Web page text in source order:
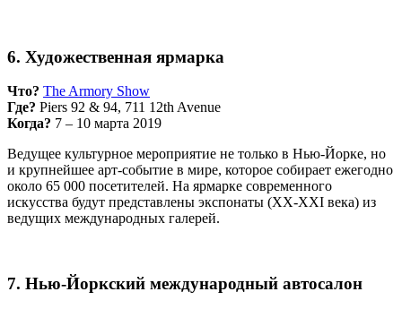
6. Художественная ярмарка
Что? The Armory Show
Где? Piers 92 & 94, 711 12th Avenue
Когда? 7 – 10 марта 2019
Ведущее культурное мероприятие не только в Нью-Йорке, но
и крупнейшее арт-событие в мире, которое собирает ежегодно
около 65 000 посетителей. На ярмарке современного
искусства будут представлены экспонаты (XX-XXI века) из
ведущих международных галерей.
7. Нью-Йоркский международный автосалон